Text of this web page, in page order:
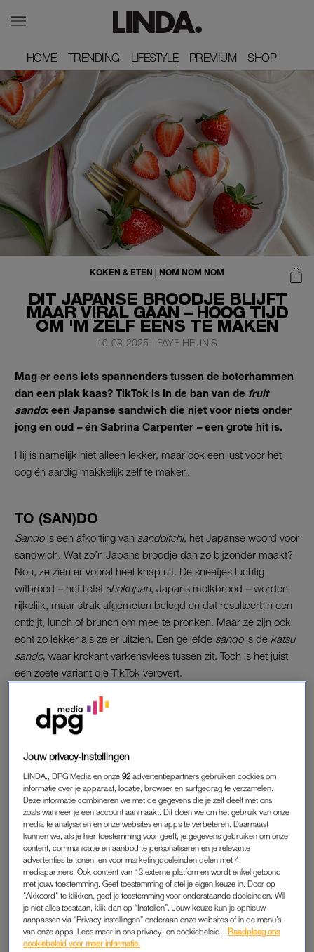
HOME
HOME TRENDING
TRENDING LIFESTYLE PREMIUM
PREMIUM SHOP
SHOP
DIT JAPANSE BROODJE BLIJFT
MAAR VIRAL GAAN – HOOG TIJD
OM 'M ZÉLF EENS TE MAKEN
KOKEN & ETEN | NOM NOM NOM
10-08-2025 | FAYE HEIJNIS
Mag er eens iets spannenders tussen de boterhammen
dan een plak kaas? TikTok is in de ban van de fruit
sando: een Japanse sandwich die niet voor niets onder
jong en oud –én Sabrina Carpenter –een grote hit is.
Hij is namelijk niet alleen lekker, maar ook een lust voor het
oog én aardig makkelijk zelf te maken.
TO (SAN)DO
Sandois een afkorting van sandoitchi, het Japanse woord voor
sandwich. Wat zo’n Japans broodje dan zo bijzonder maakt?
Nou, ze zien er vooral heel knap uit. De sneetjes luchtig
witbrood –het liefst shokupan, Japans melkbrood –worden
rijkelijk, maar strak afgemeten belegd en dat resulteert in een
ontbijt, lunch of brunch om mee te pronken. Maar ze zijn ook
echt zo lekker als ze er uitzien. Een geliefde sandois de katsu
sando, waar krokant varkensvlees tussen zit. Toch is het juist
een zoete variant die TikTok verovert.
VIRAL FRUIT SANDO
furutsu sando
met room en fruit. Of je er nu stukken aardbei, kiwi, mandarijn,
sinaasappel, perzik, mango of ananas
of én, én, én
legt, het is een heerlijk frisse en fruitige snack. Defruit sando’s
laten zich bovendien hartstikke makkelijk temealpreppen
ze zijn niet alleen bij bijvoorbeeld een verjaardagsbrunch,
maar ook gewoon voor naar school of werk perfect.
FRUIT SANDO MET 5 INGREDIËNTEN
Je kunt defruit sando’s, waarook Sabrina Carpenter voor
zwichtals ze in Japan is, inmiddels kant-en-klaar in
Amsterdam kopen, maar je maakt ze binnen een klein half uur
Jouw privacy-instellingen
LINDA., DPG Media en onze92 advertentiepartners gebruiken cookies om
informatie over je apparaat, locatie, browser en surfgedrag te verzamelen.
Deze informatie combineren we met de gegevens die je zelf deelt met ons,
zoals wanneer je een account aanmaakt. Dit doen we om het gebruik van onze
media te analyseren en onze websites en apps te verbeteren. Daarnaast
kunnen we, als je hier toestemming voor geeft, je gegevens gebruiken om onze
content, communicatie en aanbod te personaliseren en je relevante
advertenties te tonen, en voor marketingdoeleinden delen met 4
mediapartners. Ook content van 13 externe platformen wordt enkel getoond
met jouw toestemming. Geef toestemming of stel je eigen keuze in. Door op
"Akkoord" te klikken, geef je toestemming voor onderstaande doeleinden. Wil
je niet alles toestaan, klik dan op “Instellen”. Jouw keuze kun je opnieuw
aanpassen via “Privacy-instellingen” onderaan onze websites of in de menu’s
van onze apps. Lees meer in ons privacy- en cookiebeleid.
Raadpleeg ons
cookiebeleid voor meer informatie.